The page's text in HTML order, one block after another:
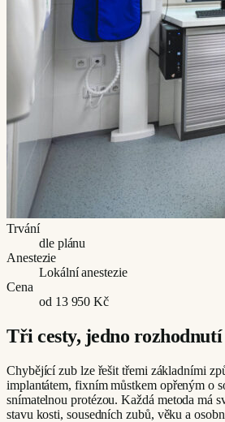
Trvání
dle plánu
Anestezie
Lokální anestezie
Cena
od 13 950 Kč
Tři cesty, jedno rozhodnutí
Chybějící zub lze řešit třemi základními
implantátem, fixním můstkem opřeným o
snímatelnou protézou. Každá metoda má
stavu kosti, sousedních zubů, věku a